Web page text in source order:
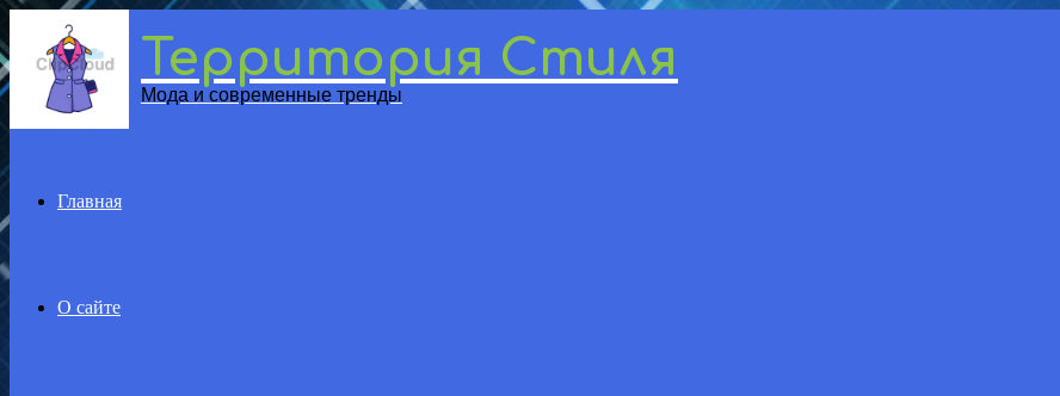
Menu Территория Стиля
Мода и современные тренды
Главная
О сайте